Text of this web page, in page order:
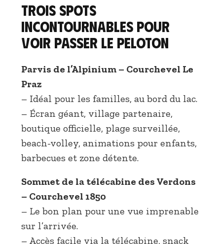
Trois spots
incontournables pour
voir passer le peloton
Parvis de l’Alpinium – Courchevel Le
Praz
– Idéal pour les familles, au bord du lac.
– Écran géant, village partenaire,
boutique officielle, plage surveillée,
beach-volley, animations pour enfants,
barbecues et zone détente.
Sommet de la télécabine des Verdons
– Courchevel 1850
– Le bon plan pour une vue imprenable
sur l’arrivée.
– Accès facile via la télécabine, snack